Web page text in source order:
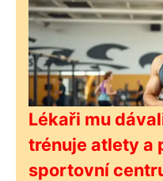
Lékaři mu
trénuje atlety a
sportovní